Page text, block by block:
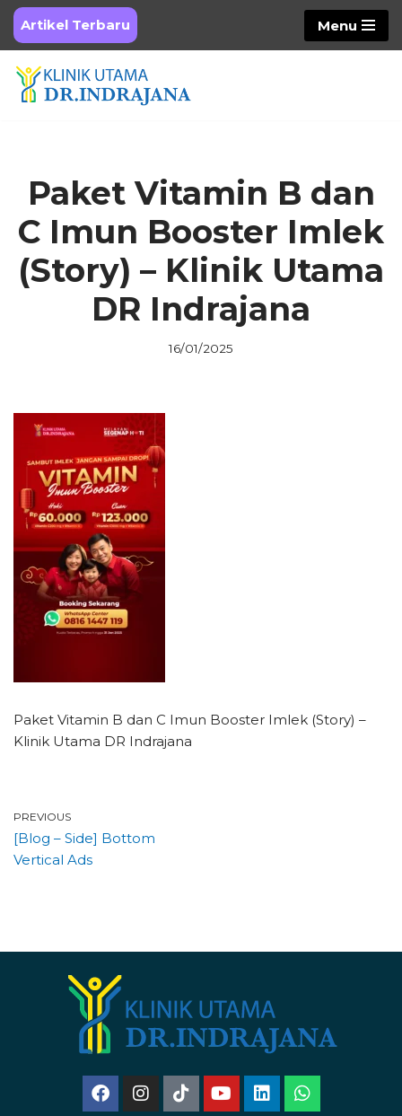
Skip
to
content
Artikel Terbaru Menu
Paket Vitamin B dan
C Imun Booster Imlek
(Story) – Klinik Utama
DR Indrajana
16/01/2025
Paket Vitamin B dan C Imun Booster Imlek (Story) –
Klinik Utama DR Indrajana
PREVIOUS
[Blog – Side] Bottom
Vertical Ads